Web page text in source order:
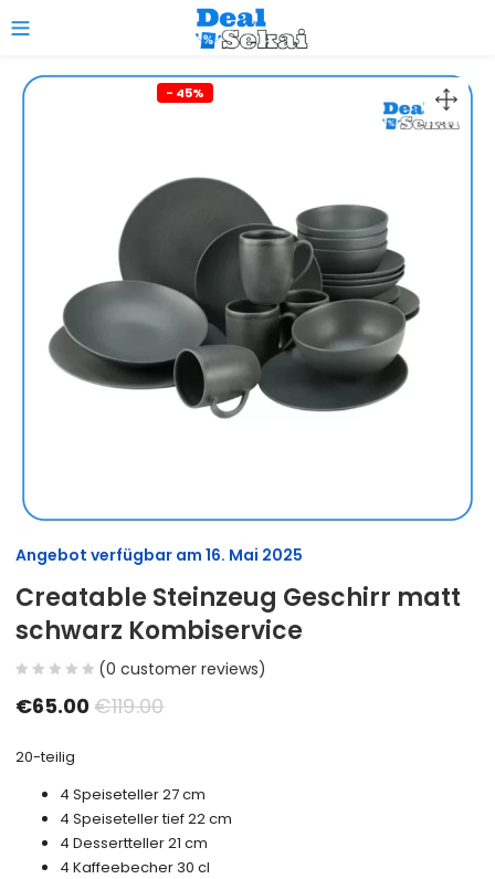
- 45%
Angebot verfügbar am16. Mai 2025
Creatable Steinzeug Geschirr matt
schwarz Kombiservice
(0 customer reviews)
€65.00€119.00
20-teilig
4 Speiseteller 27 cm
4 Speiseteller tief 22 cm
4 Dessertteller 21 cm
4 Kaffeebecher 30 cl